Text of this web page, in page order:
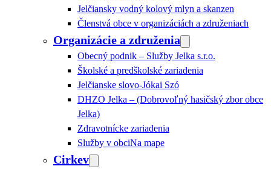
Jelčiansky vodný kolový mlyn a skanzen
Členstvá obce v organizáciách a združeniach
Organizácie a združenia
Obecný podnik – Služby Jelka s.r.o.
Školské a predškolské zariadenia
Jelčianske slovo-Jókai Szó
DHZO Jelka – (Dobrovoľný hasičský zbor obce
Jelka)
Zdravotnícke zariadenia
Služby v obciNa mape
Cirkev